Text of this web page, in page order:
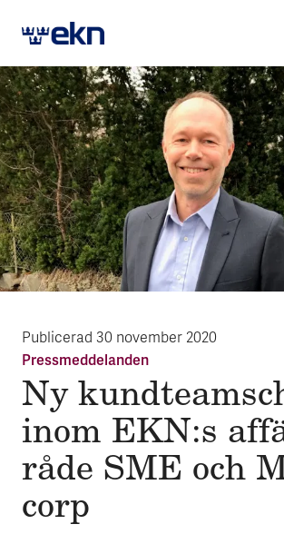
Publicerad 30 november 2020
Pressmeddelanden
Ny
inom EKN:s
rå­de SME och
corp